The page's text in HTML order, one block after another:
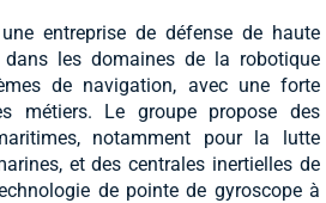
entreprise de défense de haute
dans les domaines de la robotique
de navigation, avec une forte
métiers. Le groupe propose des
notamment pour la lutte
et des centrales inertielles de
de pointe de gyroscope à